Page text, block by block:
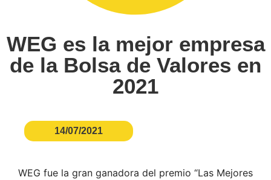
WEG es la mejor empresa
de la Bolsa de Valores en
2021
14/07/2021
WEG fue la gran ganadora del premio “Las Mejores